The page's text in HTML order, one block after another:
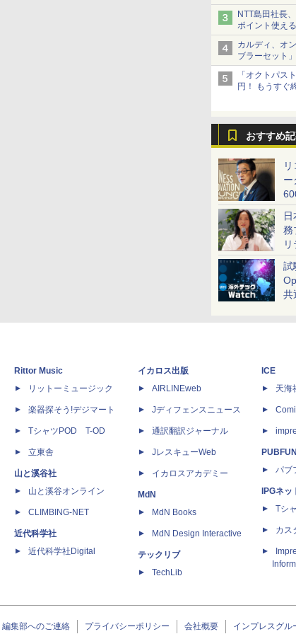
NTT島田社長
ポイント使え
カルディ、オ
ブラーセット
当選無効分
「オクトパス
円！ もうすぐ
ニンテンドー
おすすめ
ー
か
務
が
試
共
Rittor Music
リットーミュージック
楽器探そう!デジマート
TシャツPOD T-OD
立東舎
山と溪谷社
山と溪谷オンライン
CLIMBING-NET
近代科学社
近代科学社Digital
イカロス出版
AIRLINEweb
Jディフェンスニュース
通訳翻訳ジャーナル
JレスキューWeb
イカロスアカデミー
MdN
MdN Books
MdN Design Interactive
テックリブ
TechLib
ICE
天海
PUBFUN
パブ
IPGネ
Tシ
カス
編集部へのご連絡 プライバシーポリシー 会社概要 インプレスグル